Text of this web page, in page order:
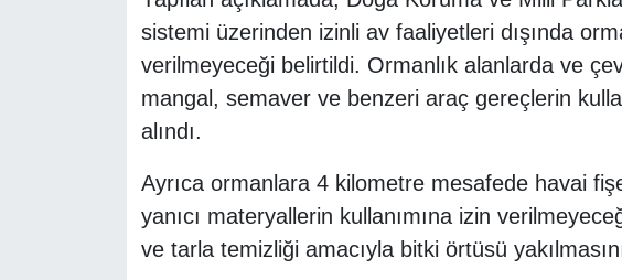
sistemi üzerinden izinli av faaliyetleri dışında
verilmeyeceği belirtildi. Ormanlık alanlarda ve
mangal, semaver ve benzeri araç gereçlerin
alındı.
Ayrıca ormanlara 4 kilometre mesafede havai
yanıcı materyallerin kullanımına izin
ve tarla temizliği amacıyla bitki örtüsü